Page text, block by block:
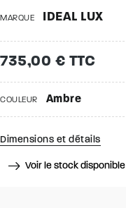
MARQUE IDEAL LUX
735,00 € TTC
COULEUR Ambre
Dimensions et détails
Voir le stock disponible